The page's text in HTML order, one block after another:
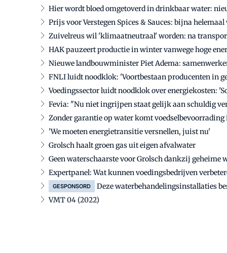
Hier wordt bloed omgetoverd in drinkbaar water:
Prijs voor Verstegen Spices & Sauces: bijna helemaal
Zuivelreus wil 'klimaatneutraal' worden: na
HAK pauzeert productie in winter vanwege hoge
Nieuwe landbouwminister Piet Adema:
FNLI luidt noodklok: 'Voortbestaan producenten in
Voedingssector luidt noodklok over energiekosten:
Fevia: "Nu niet ingrijpen staat gelijk aan schuldig
Zonder garantie op water komt voedselbevoorrading
'We moeten energietransitie versnellen, juist nu'
Grolsch haalt groen gas uit eigen afvalwater
Geen waterschaarste voor Grolsch dankzij
Expertpanel: Wat kunnen voedingsbedrĳven
GESPONSORD
Deze waterbehandelingsinstallaties
VMT 04 (2022)